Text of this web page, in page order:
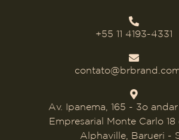
+55 11 4193-4331
Av. Ipanema, 165 - 3o
Empresarial Monte Carlo
Alphaville, Barueri -